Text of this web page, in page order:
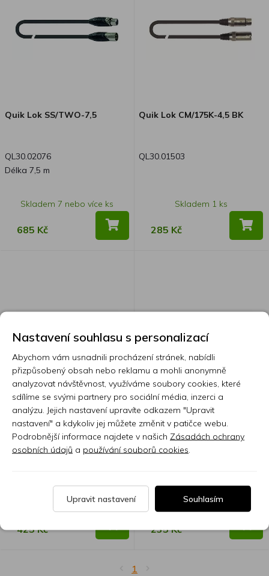
Quik Lok SS/TWO-7,5
QL30.02076
Délka 7,5 m
Skladem 7 nebo více ks
685 Kč
Quik Lok CM/175K-4,5 BK
QL30.01503
Skladem 1 ks
285 Kč
Quik Lok RKSM/310-9
QL30.00485
SOLID XLR Male / Jack - 9 m
Skladem 7 nebo více ks
425 Kč
Quik Lok RKSM/310-3
QL30.00482
SOLID XLR Male / Jack - 3 m
Skladem 7 nebo více ks
235 Kč
1
Nastavení souhlasu s personalizací
Abychom vám usnadnili procházení stránek, nabídli
přizpůsobený obsah nebo reklamu a mohli anonymně
analyzovat návštěvnost, využíváme soubory cookies, které
sdílíme se svými partnery pro sociální média, inzerci a
analýzu. Jejich nastavení upravíte odkazem "Upravit
nastavení" a kdykoliv jej můžete změnit v patičce webu.
Podrobnější informace najdete v našich Zásadách ochrany
osobních údajů a používání souborů cookies
Upravit nastavení Souhlasím